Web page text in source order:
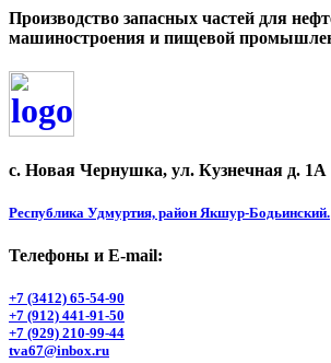
Производство запасных частей для
машиностроения и пищевой
с. Новая Чернушка, ул. Кузнечная д. 1А
Республика Удмуртия, район Якшур-Бодьинский.
Телефоны и Е-mail:
+7 (3412) 65-54-90
+7 (912) 441-91-50
+7 (929) 210-99-44
tva67@inbox.ru